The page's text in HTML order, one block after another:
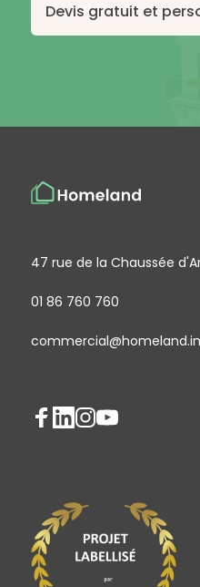
Devis gratuit et
47 rue de la Chaussée
01 86 760 760